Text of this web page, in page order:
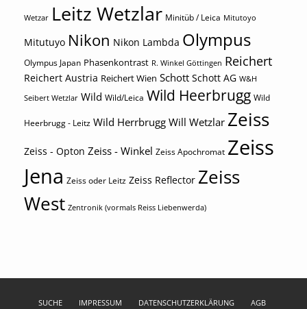
Wetzar Leitz Wetzlar Minitüb / Leica Mitutoyo
Mitutuyo Nikon Nikon Lambda Olympus
Olympus Japan Phasenkontrast R. Winkel Göttingen Reichert
Reichert Austria Reichert Wien Schott Schott AG W&H
Seibert Wetzlar Wild Wild/Leica Wild Heerbrugg Wild
Heerbrugg - Leitz Wild Herrbrugg Will Wetzlar Zeiss
Zeiss - Opton Zeiss - Winkel Zeiss Apochromat Zeiss
Jena Zeiss oder Leitz Zeiss Reflector Zeiss
West Zentronik (vormals Reiss Liebenwerda)
SUCHE IMPRESSUM DATENSCHUTZERKLÄRUNG AGB